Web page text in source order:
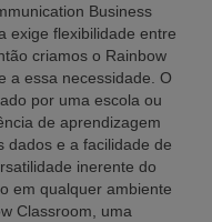
Business
exige flexibilidade entre
criamos o Rainbow
a essa necessidade. O
por uma escola ou
de aprendizagem
dados e a facilidade de
inerente do
em qualquer ambiente
Classroom, uma